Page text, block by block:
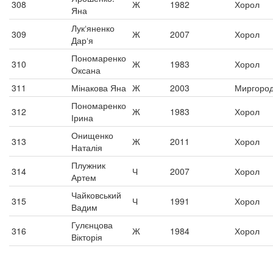
308
Яна
Ж 1982 Хорол
309
Лук‘яненко
Дар‘я
Ж 2007 Хорол
310
Пономаренко
Оксана
Ж 1983
Хорол
311
Мінакова Яна Ж 2003
312
Пономаренко
Ірина
Ж 1983 Хорол
313
Онищенко
Наталія
Ж 2011 Хорол
314
Плужник
Артем
Ч 2007 Хорол
315
Чайковський
Вадим
Ч 1991 Хорол
316
Гулєнцова
Вікторія
Ж 1984 Хорол